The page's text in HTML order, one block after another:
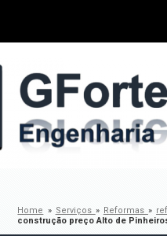
Home » Serviços » Reformas »
construção preço Alto de